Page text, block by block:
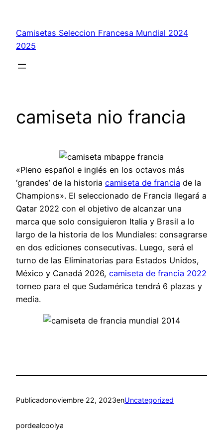
contenido
Camisetas Seleccion Francesa Mundial 2024
2025
camiseta nio francia
«Pleno español e inglés en los octavos más
‘grandes’ de la historia camiseta de francia de la
Champions». El seleccionado de Francia llegará a
Qatar 2022 con el objetivo de alcanzar una
marca que solo consiguieron Italia y Brasil a lo
largo de la historia de los Mundiales: consagrarse
en dos ediciones consecutivas. Luego, será el
turno de las Eliminatorias para Estados Unidos,
México y Canadá 2026, camiseta de francia 2022
torneo para el que Sudamérica tendrá 6 plazas y
media.
Publicadonoviembre 22, 2023enUncategorized
pordealcoolya